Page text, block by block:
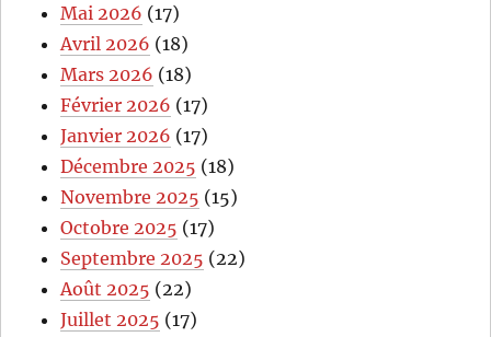
Mai 2026 (17)
Avril 2026 (18)
Mars 2026 (18)
Février 2026 (17)
Janvier 2026 (17)
Décembre 2025 (18)
Novembre 2025 (15)
Octobre 2025 (17)
Septembre 2025 (22)
Août 2025 (22)
Juillet 2025 (17)